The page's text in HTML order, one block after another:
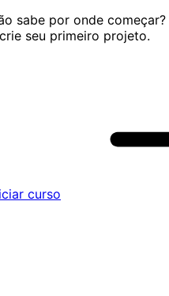
sabe por onde
seu primeiro projeto.
curso